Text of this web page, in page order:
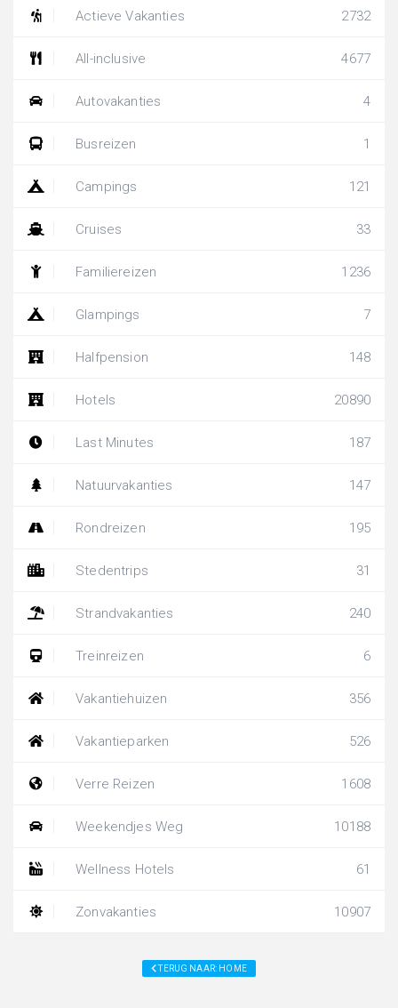
Actieve Vakanties 2732
All-inclusive 4677
Autovakanties 4
Busreizen 1
Campings 121
Cruises 33
Familiereizen 1236
Glampings 7
Halfpension 148
Hotels 20890
Last Minutes 187
Natuurvakanties 147
Rondreizen 195
Stedentrips 31
Strandvakanties 240
Treinreizen 6
Vakantiehuizen 356
Vakantieparken 526
Verre Reizen 1608
Weekendjes Weg 10188
Wellness Hotels 61
Zonvakanties 10907
TERUG NAAR: HOME